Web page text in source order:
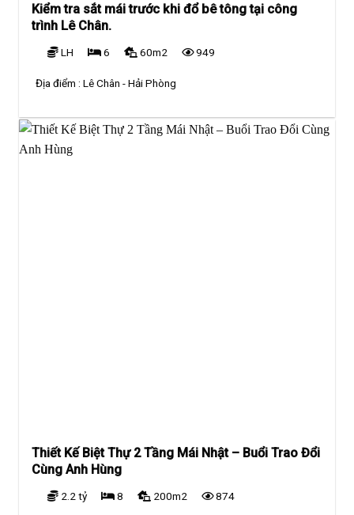
Kiểm tra sắt mái trước khi đổ bê tông tại công
trình Lê Chân.
LH 6 60m2 949
Địa điểm :Lê Chân - Hải Phòng
Thiết Kế Biệt Thự 2 Tầng Mái Nhật – Buổi Trao Đổi
Cùng Anh Hùng
2.2 tỷ 8 200m2 874